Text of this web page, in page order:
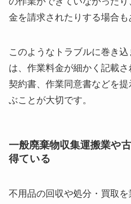
金を請求されたりする場合も
このようなトラブルに巻き
は、作業料金が細かく記載
契約書、作業同意書などを
ぶことが大切です。
一般廃棄物収集運搬業や
得ている
不用品の回収や処分・買取